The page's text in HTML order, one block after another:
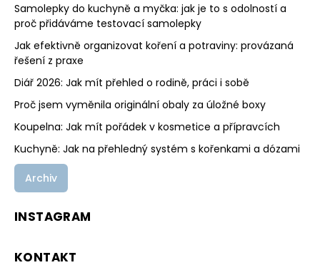
Samolepky do kuchyně a myčka: jak je to s odolností a
proč přidáváme testovací samolepky
Jak efektivně organizovat koření a potraviny: provázaná
řešení z praxe
Diář 2026: Jak mít přehled o rodině, práci i sobě
Proč jsem vyměnila originální obaly za úložné boxy
Koupelna: Jak mít pořádek v kosmetice a přípravcích
Kuchyně: Jak na přehledný systém s kořenkami a dózami
Archiv
INSTAGRAM
KONTAKT